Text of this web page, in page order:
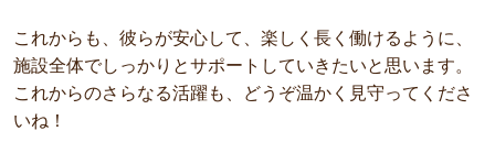
これからも、彼らが安心して、楽しく長く働けるように、
施設全体でしっかりとサポートしていきたいと思います。
これからのさらなる活躍も、どうぞ温かく見守ってくださ
いね！